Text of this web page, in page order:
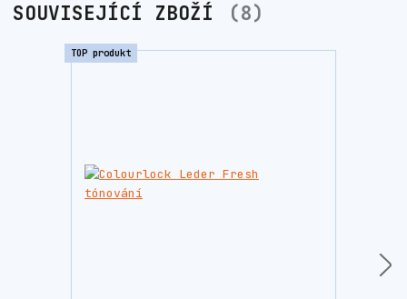
SOUVISEJÍCÍ ZBOŽÍ 8
TOP produkt